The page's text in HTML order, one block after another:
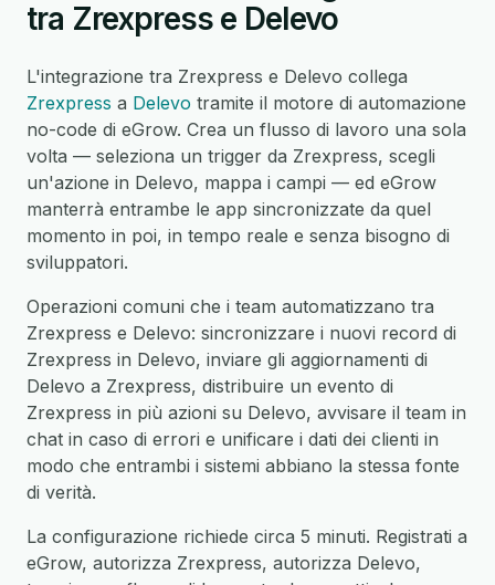
tra Zrexpress e Delevo
L'integrazione tra Zrexpress e Delevo collega
Zrexpress a Delevo tramite il motore di automazione
no-code di eGrow. Crea un flusso di lavoro una sola
volta — seleziona un trigger da Zrexpress, scegli
un'azione in Delevo, mappa i campi — ed eGrow
manterrà entrambe le app sincronizzate da quel
momento in poi, in tempo reale e senza bisogno di
sviluppatori.
Operazioni comuni che i team automatizzano tra
Zrexpress e Delevo: sincronizzare i nuovi record di
Zrexpress in Delevo, inviare gli aggiornamenti di
Delevo a Zrexpress, distribuire un evento di
Zrexpress in più azioni su Delevo, avvisare il team in
chat in caso di errori e unificare i dati dei clienti in
modo che entrambi i sistemi abbiano la stessa fonte
di verità.
La configurazione richiede circa 5 minuti. Registrati a
eGrow, autorizza Zrexpress, autorizza Delevo,